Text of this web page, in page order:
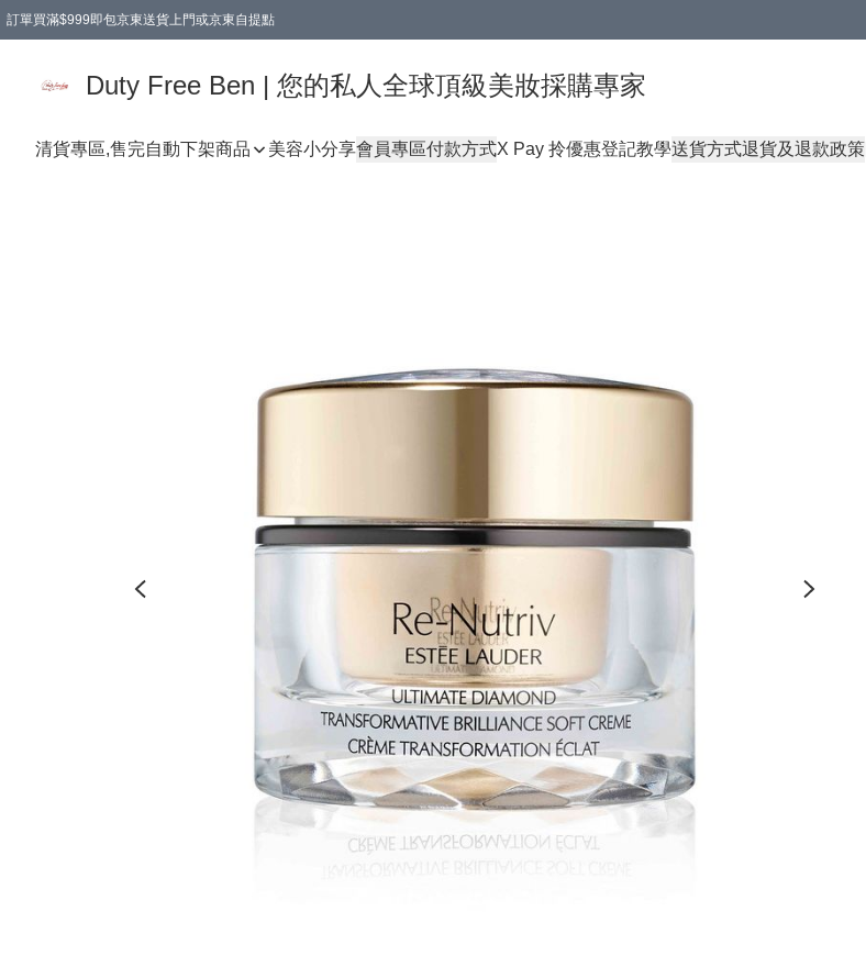
訂單買滿$999即包京東送貨上門或京東自提點
Duty Free Ben | 您的私人全球頂級美妝採購專家
清貨專區,售完自動下架商品 美容小分享會員專區付款方式X Pay 拎優惠登記教學送貨方式退貨及退款政策